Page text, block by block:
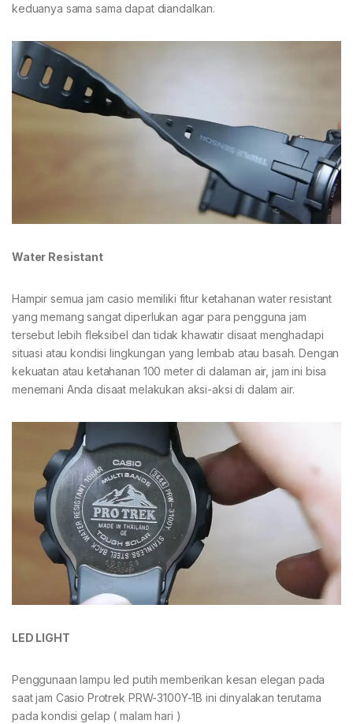
keduanya sama sama dapat diandalkan.
Water Resistant
Hampir semua jam casio memiliki fitur ketahanan water resistant
yang memang sangat diperlukan agar para pengguna jam
tersebut lebih fleksibel dan tidak khawatir disaat menghadapi
situasi atau kondisi lingkungan yang lembab atau basah. Dengan
kekuatan atau ketahanan 100 meter di dalaman air, jam ini bisa
menemani Anda disaat melakukan aksi-aksi di dalam air.
LED LIGHT
Penggunaan lampu led putih memberikan kesan elegan pada
saat jam Casio Protrek PRW-3100Y-1B ini dinyalakan terutama
pada kondisi gelap ( malam hari )